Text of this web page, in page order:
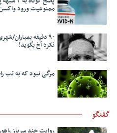
ممنوعیت ورود
۹۰ دقیقه بمباران/
نکرد آخ بگوید!
مرگی نبود که به تب
گفتگو
روایت چند سرباز